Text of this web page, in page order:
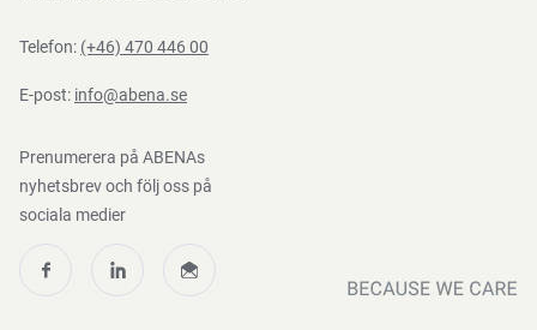
Telefon: (+46) 470 446 00
E-post: info@abena.se
Prenumerera på ABENAs
nyhetsbrev och följ oss på
sociala medier